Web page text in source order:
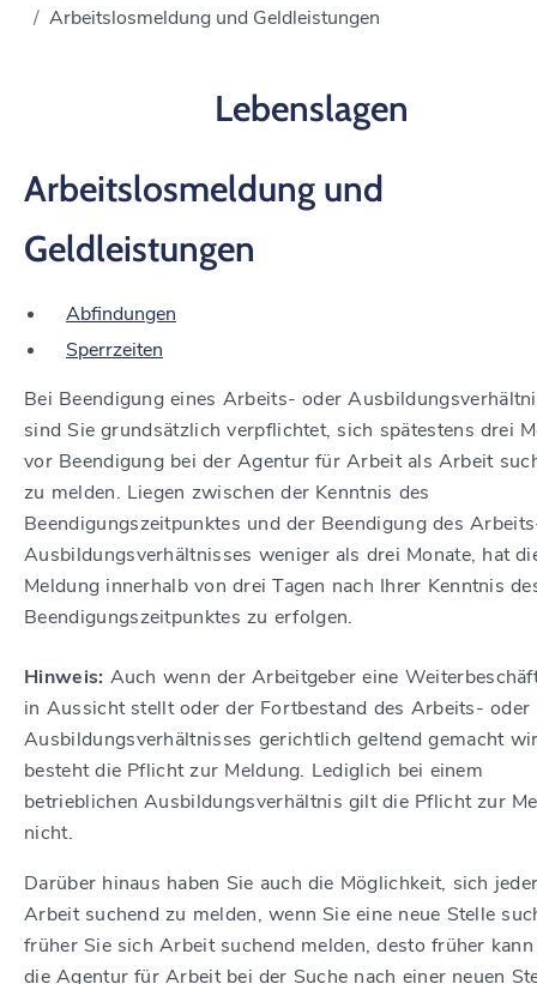
Arbeitslosmeldung und Geldleistungen
Lebenslagen
Arbeitslosmeldung und
Geldleistungen
Abfindungen
Sperrzeiten
Bei Beendigung eines Arbeits- oder
sind Sie grundsätzlich verpflichtet, sich spätestens drei
vor Beendigung bei der Agentur für Arbeit als Arbeit
zu melden. Liegen zwischen der Kenntnis des
Beendigungszeitpunktes und der Beendigung des
Ausbildungsverhältnisses weniger als drei Monate, hat
Meldung innerhalb von drei Tagen nach Ihrer Kenntnis
Beendigungszeitpunktes zu erfolgen.
Hinweis: Auch wenn der Arbeitgeber eine
in Aussicht stellt oder der Fortbestand des Arbeits- oder
Ausbildungsverhältnisses gerichtlich geltend gemacht
besteht die Pflicht zur Meldung. Lediglich bei einem
betrieblichen Ausbildungsverhältnis gilt die Pflicht zur
nicht.
Darüber hinaus haben Sie auch die Möglichkeit, sich
Arbeit suchend zu melden, wenn Sie eine neue Stelle
früher Sie sich Arbeit suchend melden, desto früher
die Agentur für Arbeit bei der Suche nach einer neuen